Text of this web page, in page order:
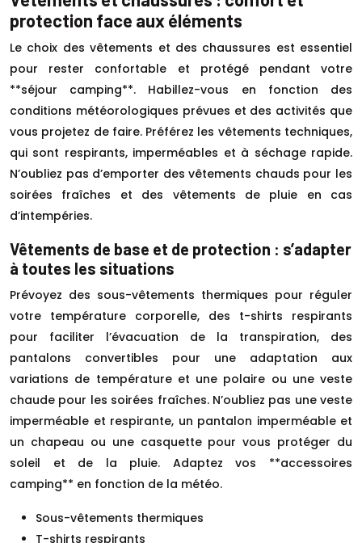
protection face aux éléments
Le choix des vêtements et des chaussures est essentiel
pour rester confortable et protégé pendant votre
**séjour camping**. Habillez-vous en fonction des
conditions météorologiques prévues et des activités que
vous projetez de faire. Préférez les vêtements techniques,
qui sont respirants, imperméables et à séchage rapide.
N’oubliez pas d’emporter des vêtements chauds pour les
soirées fraîches et des vêtements de pluie en cas
d’intempéries.
Vêtements de base et de protection : s’adapter
à toutes les situations
Prévoyez des sous-vêtements thermiques pour réguler
votre température corporelle, des t-shirts respirants
pour faciliter l’évacuation de la transpiration, des
pantalons convertibles pour une adaptation aux
variations de température et une polaire ou une veste
chaude pour les soirées fraîches. N’oubliez pas une veste
imperméable et respirante, un pantalon imperméable et
un chapeau ou une casquette pour vous protéger du
soleil et de la pluie. Adaptez vos **accessoires
camping** en fonction de la météo.
Sous-vêtements thermiques
T-shirts respirants